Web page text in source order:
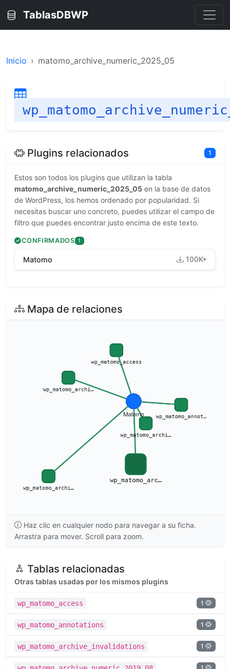
TablasDBWP
Inicio matomo_archive_numeric_2025_05
Plugins relacionados 1
Estos son todos los plugins que utilizan la tabla
matomo_archive_numeric_2025_05 en la base de datos
de WordPress, los hemos ordenado por popularidad. Si
necesitas buscar uno concreto, puedes utilizar el campo de
filtro que puedes encontrar justo encima de este texto.
CONFIRMADOS 1
Matomo 100K+
Mapa de relaciones
Haz clic en cualquier nodo para navegar a su ficha.
Arrastra para mover. Scroll para zoom.
Tablas relacionadas
Otras tablas usadas por los mismos plugins
wp_matomo_access 1
wp_matomo_annotations 1
wp_matomo_archive_invalidations 1
1